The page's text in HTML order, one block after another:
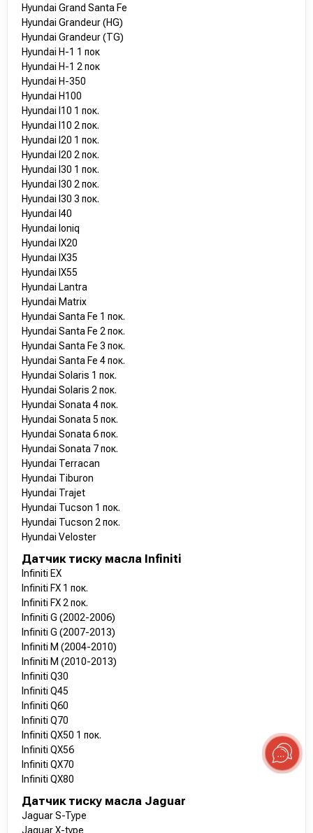
Hyundai Grand Santa Fe
Hyundai Grandeur (HG)
Hyundai Grandeur (TG)
Hyundai H-1 1 пок
Hyundai H-1 2 пок
Hyundai H-350
Hyundai H100
Hyundai I10 1 пок.
Hyundai I10 2 пок.
Hyundai I20 1 пок.
Hyundai I20 2 пок.
Hyundai I30 1 пок.
Hyundai I30 2 пок.
Hyundai I30 3 пок.
Hyundai I40
Hyundai Ioniq
Hyundai IX20
Hyundai IX35
Hyundai IX55
Hyundai Lantra
Hyundai Matrix
Hyundai Santa Fe 1 пок.
Hyundai Santa Fe 2 пок.
Hyundai Santa Fe 3 пок.
Hyundai Santa Fe 4 пок.
Hyundai Solaris 1 пок.
Hyundai Solaris 2 пок.
Hyundai Sonata 4 пок.
Hyundai Sonata 5 пок.
Hyundai Sonata 6 пок.
Hyundai Sonata 7 пок.
Hyundai Terracan
Hyundai Tiburon
Hyundai Trajet
Hyundai Tucson 1 пок.
Hyundai Tucson 2 пок.
Hyundai Veloster
Датчик тиску масла Infiniti
Infiniti EX
Infiniti FX 1 пок.
Infiniti FX 2 пок.
Infiniti G (2002-2006)
Infiniti G (2007-2013)
Infiniti M (2004-2010)
Infiniti M (2010-2013)
Infiniti Q30
Infiniti Q45
Infiniti Q60
Infiniti Q70
Infiniti QX50 1 пок.
Infiniti QX56
Infiniti QX70
Infiniti QX80
Датчик тиску масла Jaguar
Jaguar S-Type
Jaguar X-type